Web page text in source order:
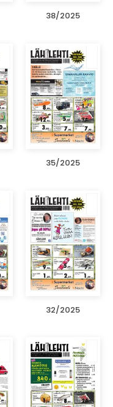
38/2025
35/2025
32/2025